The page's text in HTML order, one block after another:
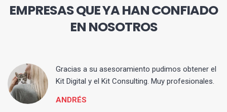
EMPRESAS QUE YA HAN CONFIADO
EN NOSOTROS
Gracias a su asesoramiento pudimos obtener el
Kit Digital y el Kit Consulting. Muy profesionales.
ANDRÉS